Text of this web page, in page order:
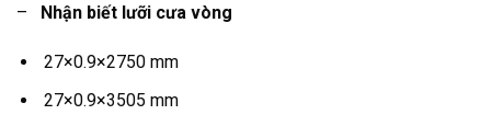
– Nhận biết lưỡi cưa vòng
27×0.9×2750 mm
27×0.9×3505 mm